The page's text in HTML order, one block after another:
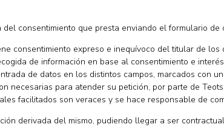
consentimiento que presta enviando el formulario
consentimiento expreso e inequívoco del titular de
de información en base al consentimiento e
de datos en los distintos campos, marcados con
necesarias para atender su petición, por parte de
facilitados son veraces y se hace responsable de
derivada del mismo, pudiendo llegar a ser